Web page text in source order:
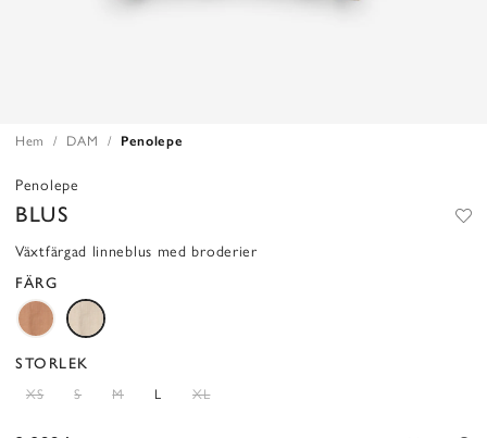
Hem DAM Penolepe
Penolepe
BLUS
Växtfärgad linneblus med broderier
FÄRG
STORLEK
XS S M L XL